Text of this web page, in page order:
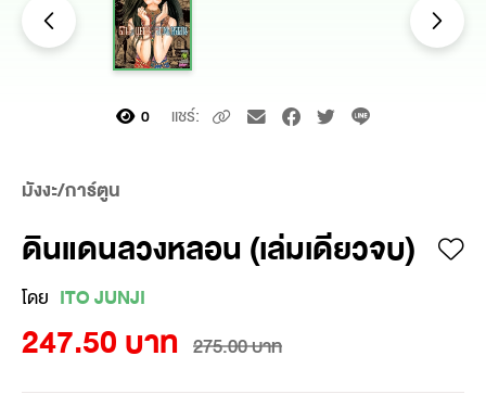
0 แชร์:
มังงะ/การ์ตูน
ดินแดนลวงหลอน (เล่มเดียวจบ)
โดย ITO JUNJI
247.50 บาท 275.00 บาท